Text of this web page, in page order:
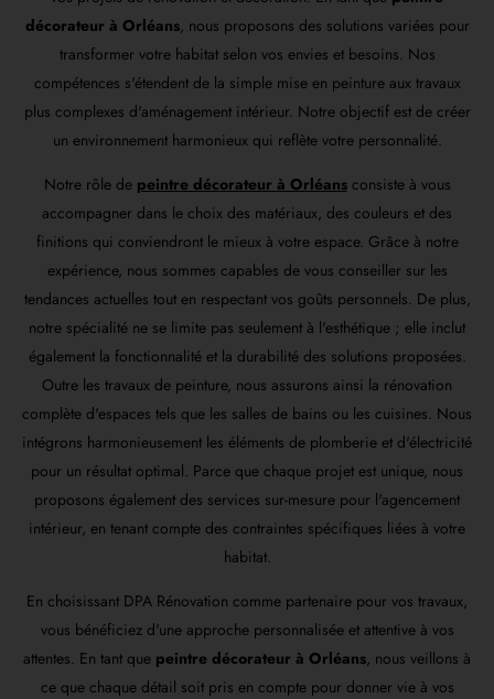
décorateur à Orléans, nous proposons des solutions variées pour
transformer votre habitat selon vos envies et besoins. Nos
compétences s'étendent de la simple mise en peinture aux travaux
plus complexes d'aménagement intérieur. Notre objectif est de créer
un environnement harmonieux qui reflète votre personnalité.
Notre rôle de peintre décorateur à Orléansconsiste à vous
accompagner dans le choix des matériaux, des couleurs et des
finitions qui conviendront le mieux à votre espace. Grâce à notre
expérience, nous sommes capables de vous conseiller sur les
tendances actuelles tout en respectant vos goûts personnels. De plus,
notre spécialité ne se limite pas seulement à l'esthétique ; elle inclut
également la fonctionnalité et la durabilité des solutions proposées.
Outre les travaux de peinture, nous assurons ainsi la rénovation
complète d'espaces tels que les salles de bains ou les cuisines. Nous
intégrons harmonieusement les éléments de plomberie et d'électricité
pour un résultat optimal. Parce que chaque projet est unique, nous
proposons également des services sur-mesure pour l'agencement
intérieur, en tenant compte des contraintes spécifiques liées à votre
habitat.
En choisissant DPA Rénovation comme partenaire pour vos travaux,
vous bénéficiez d'une approche personnalisée et attentive à vos
attentes. En tant que peintre décorateur à Orléans, nous veillons à
ce que chaque détail soit pris en compte pour donner vie à vos